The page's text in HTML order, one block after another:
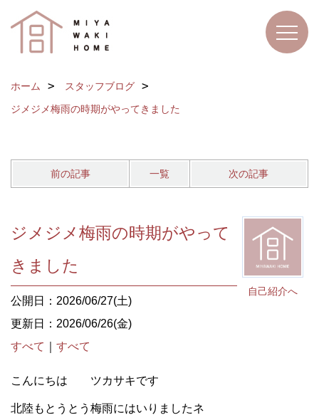
ホーム
スタッフブログ
ジメジメ梅雨の時期がやってきました
前の記事 一覧 次の記事
自己紹介へ
ジメジメ梅雨の時期がやって
きました
公開日：2026/06/27(土)
更新日：2026/06/26(金)
すべて
すべて
こんにちは ツカサキです
北陸もとうとう梅雨にはいりましたネ